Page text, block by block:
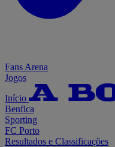
Fans Arena
Jogos
Início
Benfica
Sporting
FC Porto
Resultados e Classificações